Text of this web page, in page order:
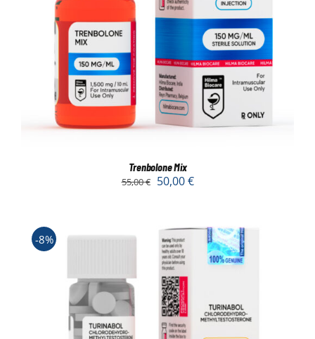
Trenbolone Mix
55,00€ 50,00€
-8%